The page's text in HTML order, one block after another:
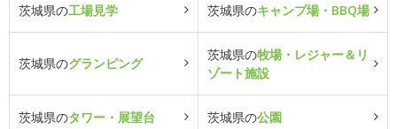
茨城県の工場見学 茨城県のキャンプ場・BBQ場
茨城県のグランピング
茨城県の牧場・レジャー＆リ
ゾート施設
茨城県のタワー・展望台 茨城県の公園